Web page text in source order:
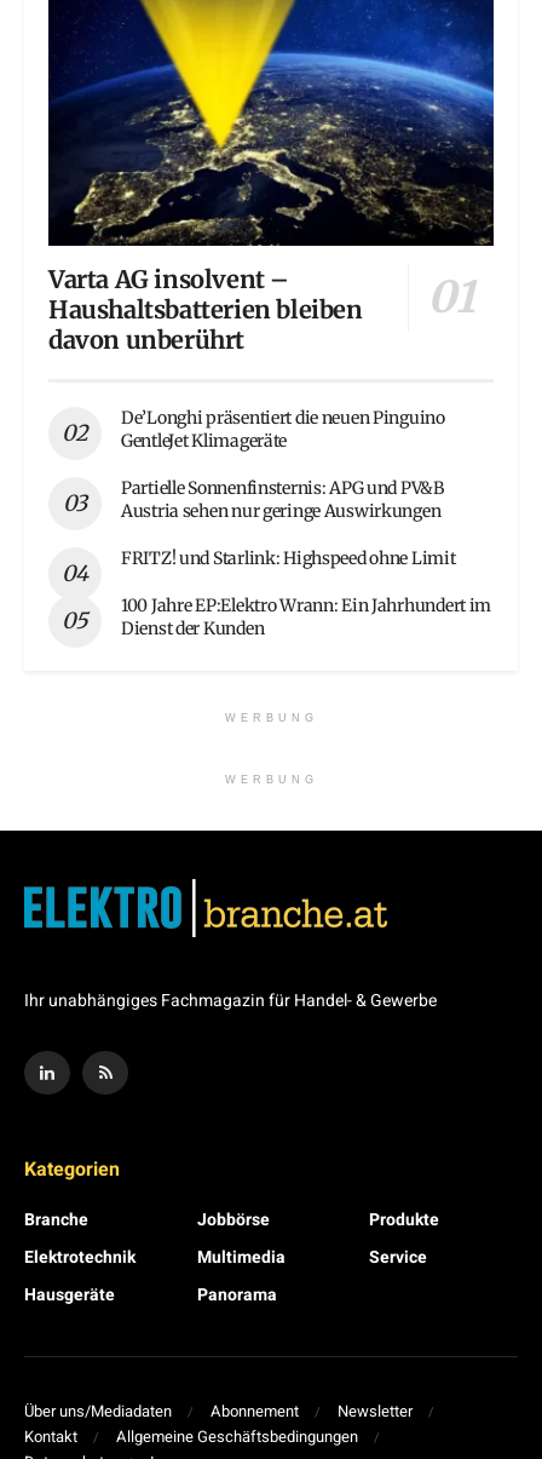
Varta AG insolvent –
Haushaltsbatterien bleiben
davon unberührt
De’Longhi präsentiert die neuen Pinguino
GentleJet Klimageräte
Partielle Sonnenfinsternis: APG und PV&B
Austria sehen nur geringe Auswirkungen
FRITZ! und Starlink: Highspeed ohne Limit
100 Jahre EP:Elektro Wrann: Ein Jahrhundert im
Dienst der Kunden
WERBUNG
WERBUNG
Ihr unabhängiges Fachmagazin für Handel- & Gewerbe
Kategorien
Branche
Elektrotechnik
Hausgeräte
Jobbörse
Multimedia
Panorama
Produkte
Service
Über uns/Mediadaten Abonnement
Newsletter
Kontakt
Allgemeine Geschäftsbedingungen